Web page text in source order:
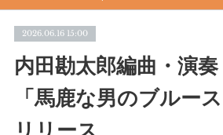
2026.06.16 15:00
内田勘太郎編曲・演
「馬鹿な男のブルー
リリース